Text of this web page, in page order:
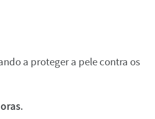
a proteger a pele contra os
.